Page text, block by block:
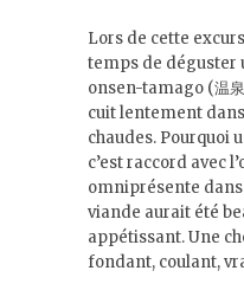
Lors de cette
temps de déguster
onsen-tamago (温
cuit lentement
chaudes. Pourquoi
c’est raccord avec
omniprésente
viande aurait été
appétissant. Une
fondant, coulant,